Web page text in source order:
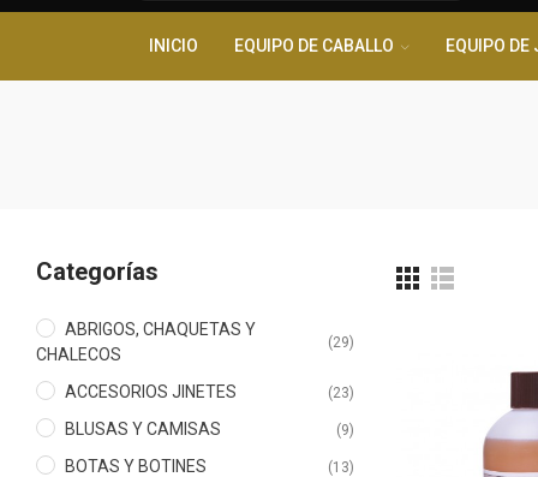
INICIO EQUIPO DE CABALLO EQUIPO DE
Categorías
ABRIGOS, CHAQUETAS Y
CHALECOS
(29)
ACCESORIOS JINETES (23)
BLUSAS Y CAMISAS (9)
BOTAS Y BOTINES (13)